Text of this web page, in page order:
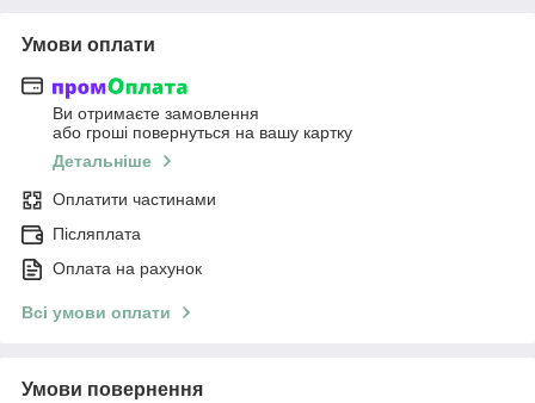
Умови оплати
Ви отримаєте замовлення
або гроші повернуться на вашу картку
Детальніше
Оплатити частинами
Післяплата
Оплата на рахунок
Всі умови оплати
Умови повернення